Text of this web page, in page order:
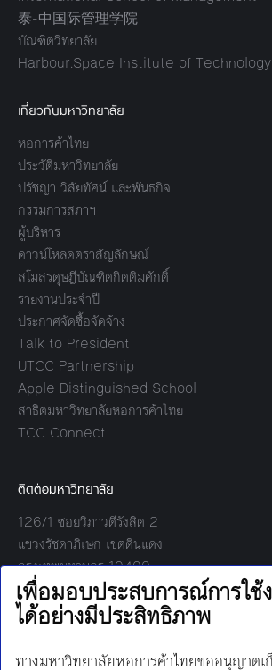
泰-中国际管理学院
บัณฑิตวิทยาลัย
Harbour.Space Institute of Technology
เกี่ยวกับมหาวิทยาลัย
หอการค้าไทย
ประวัติมหาวิทยาลัย
ปรัชญา วิสัยทัศน์ และพันธกิจ
กรรมการสภาฯ
ผู้บริหาร
ดาวน์โหลดตราสัญลักษณ์
สโมสรดุษฎีบัณฑิตกิตติมศักดิ์
รายงานประจำปี
ประกาศจัดซื้อจัดจ้าง
Talk to President
UTCC Partnership
Apple Distinguished School
สาธิตมหาวิทยาลัยหอการค้าไทย
TCC Connect
ติดต่อมหาวิทยาลัย
126/1 ซอยวิภาวดีรังสิต 2
แขวงรัชดาภิเษก เขตดินแดง
กรุงเทพมหานคร 10400
โทร:
02-697-6000
เวลาทำการ: